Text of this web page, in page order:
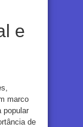
e
marco
popular
de